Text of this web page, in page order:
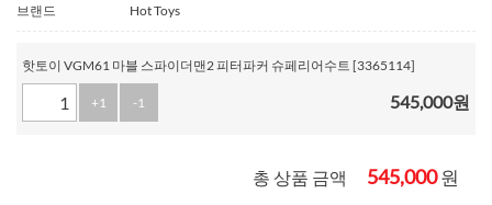
브랜드
Hot Toys
핫토이 VGM61 마블 스파이더맨2 피터파커 슈페리어수트 [3365114]
+1 -1 545,000원
총 상품 금액 545,000원